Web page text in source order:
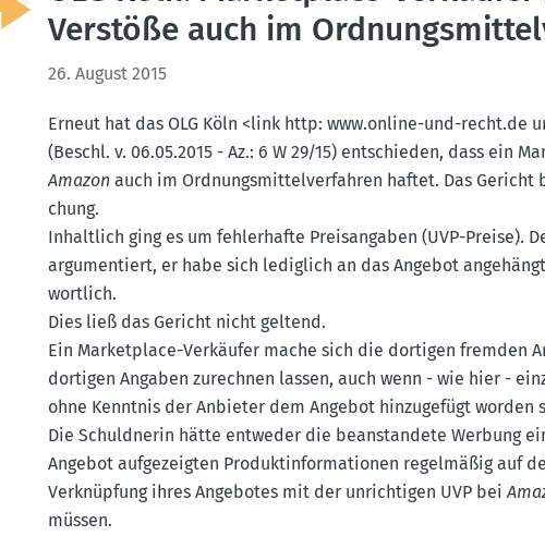
Verstöße auch im
26. August 2015
Erneut hat das OLG Köln <link http: www.​online-​und-​
(Beschl. v. 06.05.2015 - Az.: 6 W 29/15) entschieden, dass ein
Amazon auch im Ordnungs­mit­tel­ver­fahren haftet. Das
chung.
Inhaltlich ging es um fehler­hafte Preis­an­gaben (UVP-Preise).
argumen­tiert, er habe sich lediglich an das Angebot
wortlich.
Dies ließ das Gericht nicht geltend.
Ein Market­place-Verkäufer mache sich die dortigen fremden
dortigen Angaben zurechnen lassen, auch wenn - wie hier -
ohne Kenntnis der Anbieter dem Angebot hinzu­gefügt worden
Die Schuld­nerin hätte entweder die beanstandete Werbung
Angebot aufge­zeigten Produkt­in­for­ma­tionen regel­mäßig auf
Verknüpfung ihres Angebotes mit der unrich­tigen UVP bei
müssen.